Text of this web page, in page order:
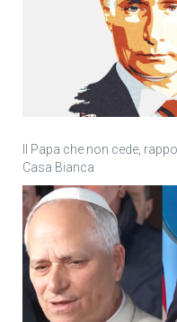
Il Papa che non cede,
Casa Bianca